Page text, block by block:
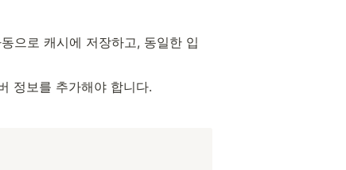
으로 캐시에 저장하고, 동일한 입
정보를 추가해야 합니다.